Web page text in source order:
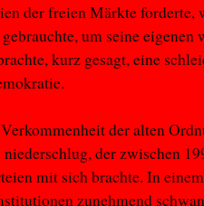
der freien Märkte forderte,
um seine eigenen
kurz gesagt, eine
der alten
der zwischen
mit sich brachte. In
zunehmend